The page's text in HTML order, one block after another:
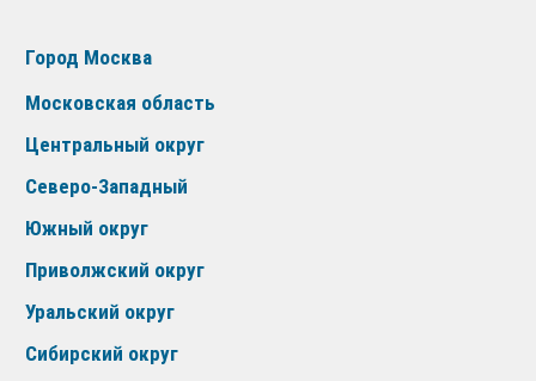
Город Москва
Московская область
Центральный округ
Северо-Западный
Южный округ
Приволжский округ
Уральский округ
Сибирский округ